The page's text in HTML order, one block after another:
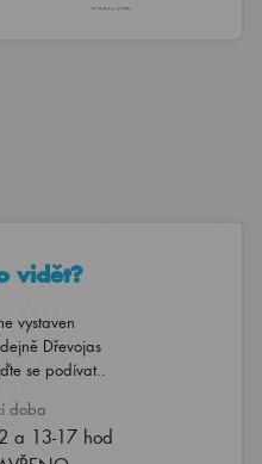
vidět?
vystaven
Dřevojas
se podívat..
doba
a 13-17 hod